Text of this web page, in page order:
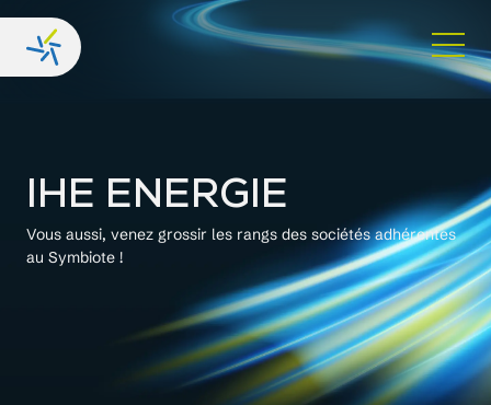
IHE ENERGIE
Vous aussi, venez grossir les rangs des sociétés adhérentes
au Symbiote !